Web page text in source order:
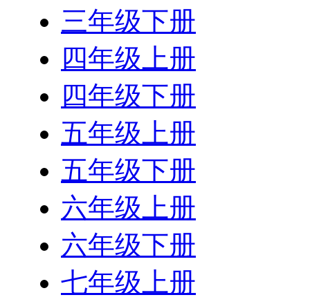
三年级下册
四年级上册
四年级下册
五年级上册
五年级下册
六年级上册
六年级下册
七年级上册